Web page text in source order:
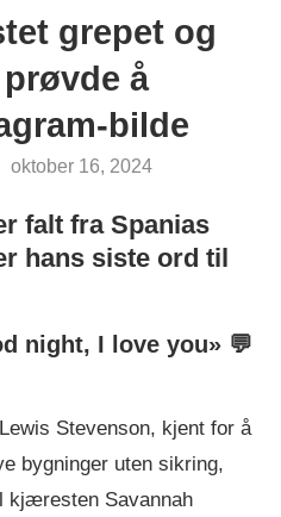
grepet og
å
bilde
oktober 16, 2024
falt fra Spanias
hans siste ord til
night, I love you» 💬
Stevenson, kjent for å
bygninger uten sikring,
kjæresten Savannah